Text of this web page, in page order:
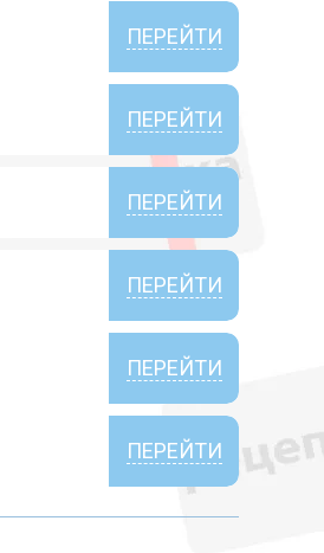
ПЕРЕЙТИ
ПЕРЕЙТИ
ПЕРЕЙТИ
ПЕРЕЙТИ
ПЕРЕЙТИ
ПЕРЕЙТИ